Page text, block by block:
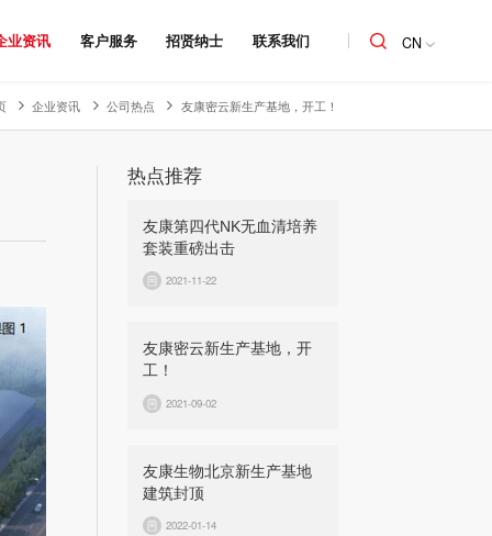
CN
业资讯 客户服务 招贤纳士 联系我们
企业资讯 公司热点 友康密云新生产基地，开工！
热点推荐
友康第四代NK无血清培养
套装重磅出击
2021-11-22
友康密云新生产基地，开
工！
2021-09-02
友康生物北京新生产基地
建筑封顶
2022-01-14